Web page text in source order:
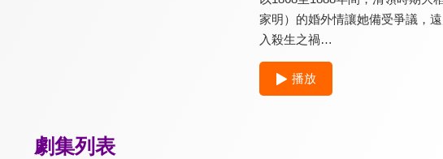
家明）的婚外情讓她備受爭議，
入殺生之禍…
播放
劇集列表